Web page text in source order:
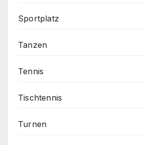
Sportplatz
Tanzen
Tennis
Tischtennis
Turnen